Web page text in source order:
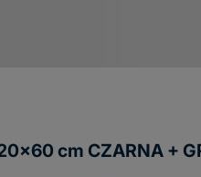
cm CZARNA +